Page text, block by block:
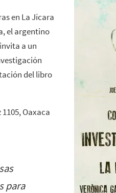
en La Jícara
el argentino
a un
del libro
Oaxaca
para